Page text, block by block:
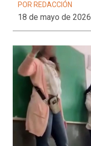
POR REDACCIÓN
18 de mayo de 2026